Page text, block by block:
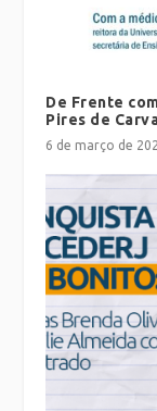
De Frente
Pires de
6 de março de